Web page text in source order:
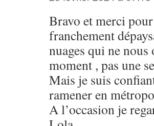
Bravo et merci
franchement
nuages qui ne
moment , pas une
Mais je suis
ramener en
A l’occasion je